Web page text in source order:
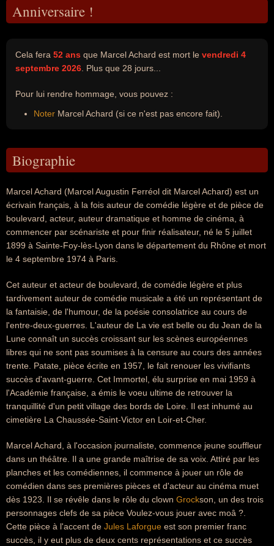
Anniversaire !
Cela fera 52 ans que Marcel Achard est mort le vendredi 4
septembre 2026 . Plus que 28 jours...
Pour lui rendre hommage, vous pouvez :
Noter Marcel Achard (si ce n'est pas encore fait).
Biographie
Marcel Achard (Marcel Augustin Ferréol dit Marcel Achard) est un
écrivain français, à la fois auteur de comédie légère et de pièce de
boulevard, acteur, auteur dramatique et homme de cinéma, à
commencer par scénariste et pour finir réalisateur, né le 5 juillet
1899 à Sainte-Foy-lès-Lyon dans le département du Rhône et mort
le 4 septembre 1974 à Paris.
Cet auteur et acteur de boulevard, de comédie légère et plus
tardivement auteur de comédie musicale a été un représentant de
la fantaisie, de l'humour, de la poésie consolatrice au cours de
l'entre-deux-guerres. L'auteur de La vie est belle ou du Jean de la
Lune connaît un succès croissant sur les scènes européennes
libres qui ne sont pas soumises à la censure au cours des années
trente. Patate, pièce écrite en 1957, le fait renouer les vivifiants
succès d'avant-guerre. Cet Immortel, élu surprise en mai 1959 à
l'Académie française, a émis le voeu ultime de retrouver la
tranquillité d'un petit village des bords de Loire. Il est inhumé au
cimetière La Chaussée-Saint-Victor en Loir-et-Cher.
Marcel Achard, à l'occasion journaliste, commence jeune souffleur
dans un théâtre. Il a une grande maîtrise de sa voix. Attiré par les
planches et les comédiennes, il commence à jouer un rôle de
comédien dans ses premières pièces et d'acteur au cinéma muet
dès 1923. Il se révêle dans le rôle du clown Grockson, un des trois
personnages clefs de sa pièce Voulez-vous jouer avec moâ ?.
Cette pièce à l'accent de Jules Laforgue est son premier franc
succès, il y eut plus de deux cents représentations et ce succès